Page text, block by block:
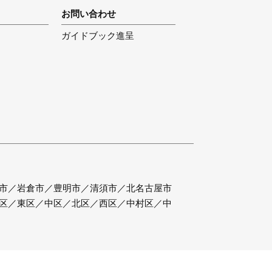
お問い合わせ
ガイドブック進呈
／岩倉市／豊明市／清須市／北名古屋市
／東区／中区／北区／西区／中村区／中